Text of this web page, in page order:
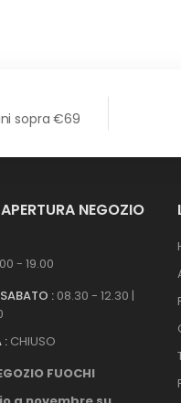
sopra €69
NEGOZIO
- 19.00
: 08.30 - 12.30 |
: CHIUSO
FUOCHI